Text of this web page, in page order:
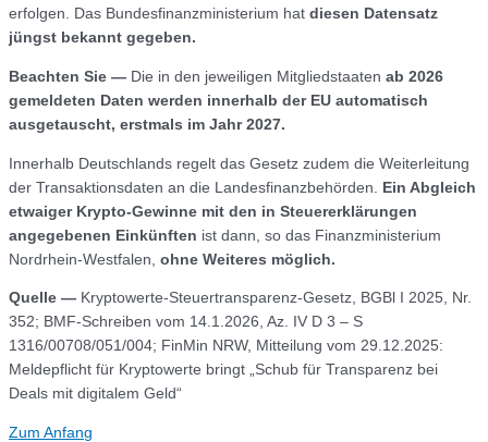
erfolgen. Das Bundesfinanzministerium hat diesen Datensatz
jüngst bekannt gegeben.
Beachten Sie — Die in den jeweiligen Mitgliedstaaten ab 2026
gemeldeten Daten werden innerhalb der EU automatisch
ausgetauscht, erstmals im Jahr 2027.
Innerhalb Deutschlands regelt das Gesetz zudem die Weiterleitung
der Transaktionsdaten an die Landesfinanzbehörden. Ein Abgleich
etwaiger Krypto-Gewinne mit den in Steuererklärungen
angegebenen Einkünften ist dann, so das Finanzministerium
Nordrhein-Westfalen, ohne Weiteres möglich.
Quelle — Kryptowerte-Steuertransparenz-Gesetz, BGBl I 2025, Nr.
352; BMF-Schreiben vom 14.1.2026, Az. IV D 3 – S
1316/00708/051/004; FinMin NRW, Mitteilung vom 29.12.2025:
Meldepflicht für Kryptowerte bringt „Schub für Transparenz bei
Deals mit digitalem Geld“
Zum Anfang